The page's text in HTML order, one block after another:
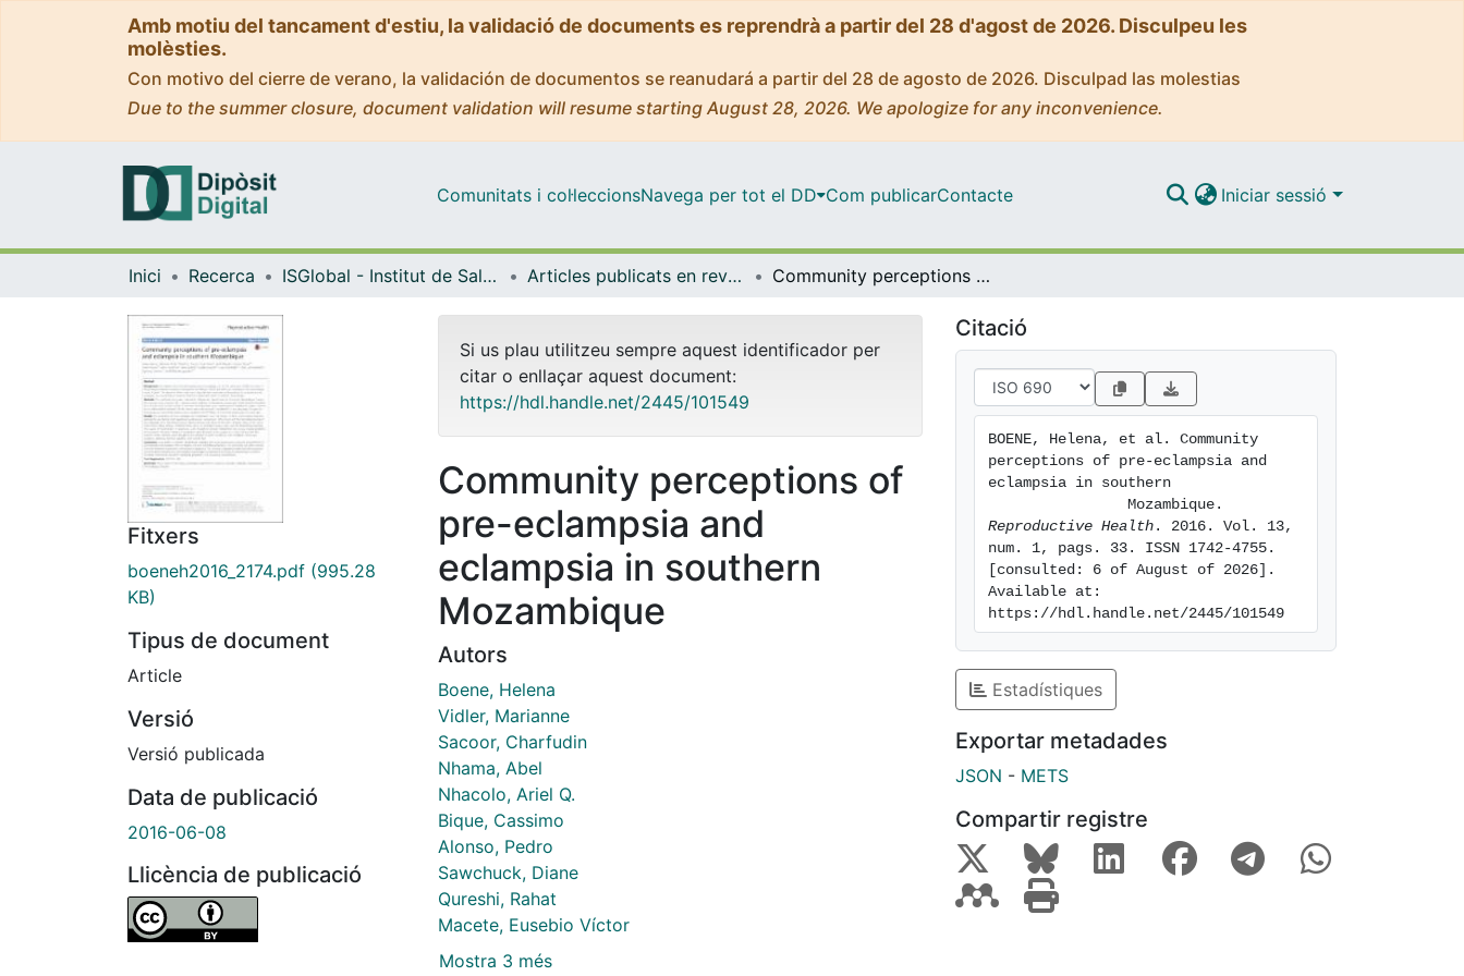
Amb motiu del tancament d'estiu, la validació de documents es reprendrà a partir del 28 d'agost de 2026. Disculpeu les
molèsties.
Con motivo del cierre de verano, la validación de documentos se reanudará a partir del 28 de agosto de 2026. Disculpad las molestias
Due to the summer closure, document validation will resume starting August 28, 2026. We apologize for any inconvenience.
Comunitats i col·leccionsNavega per tot el DD Com publicarContacte Iniciar sessió
Inici Recerca ISGlobal - Institut de Salut Global de Barcelona Articles publicats en revistes (ISGlobal) Community perceptions of pre-eclampsia and eclampsia in southern Mozambique
Fitxers
boeneh2016_2174.pdf (995.28
KB)
Tipus de document
Article
Versió
Versió publicada
Data de publicació
2016-06-08
Llicència de publicació
Si us plau utilitzeu sempre aquest identificador per
citar o enllaçar aquest document:
https://hdl.handle.net/2445/101549
Community perceptions of
pre-eclampsia and
eclampsia in southern
Mozambique
Autors
Boene, Helena
Vidler, Marianne
Sacoor, Charfudin
Nhama, Abel
Nhacolo, Ariel Q.
Bique, Cassimo
Alonso, Pedro
Sawchuck, Diane
Qureshi, Rahat
Macete, Eusebio Víctor
Mostra 3 més
Citació
BOENE, Helena, et al. Community
perceptions of pre-eclampsia and
eclampsia in southern
Reproductive Health . 2016. Vol. 13,
num. 1, pags. 33. ISSN 1742-4755.
[consulted: 6 of August of 2026].
Available at:
https://hdl.handle.net/2445/101549
Estadístiques
Exportar metadades
JSON - METS
Compartir registre